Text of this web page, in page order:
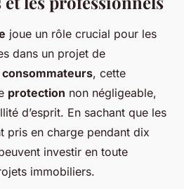
joue un rôle crucial pour les
dans un projet de
consommateurs, cette
protection non négligeable,
d’esprit. En sachant que les
pris en charge pendant dix
investir en toute
immobiliers.